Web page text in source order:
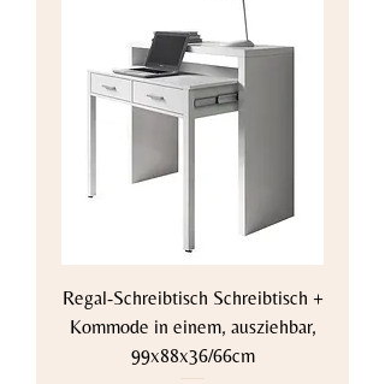
Regal-Schreibtisch Schreibtisch +
Kommode in einem, ausziehbar,
99x88x36/66cm